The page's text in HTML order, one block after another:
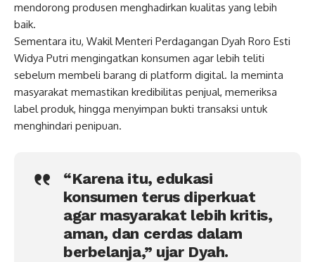
mendorong produsen menghadirkan kualitas yang lebih
baik.
Sementara itu, Wakil Menteri Perdagangan Dyah Roro Esti
Widya Putri mengingatkan konsumen agar lebih teliti
sebelum membeli barang di platform digital. Ia meminta
masyarakat memastikan kredibilitas penjual, memeriksa
label produk, hingga menyimpan bukti transaksi untuk
menghindari penipuan.
“Karena itu, edukasi
konsumen terus diperkuat
agar masyarakat lebih kritis,
aman, dan cerdas dalam
berbelanja,” ujar Dyah.